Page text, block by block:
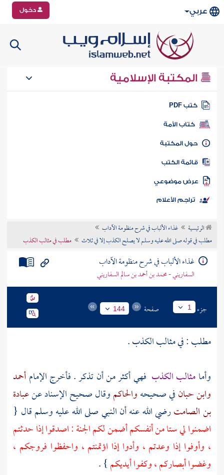
عربي دخول
المكتبة الإسلامية
كتب PDF
كتاب الأمة
المكتبة
الكتب
موضوعي
تراجم الأعلام
الرئيسية
غذاء الألباب في شرح منظومة الآداب
مطلب في قوله صلى الله عليه وسلم لا يصلح الكذب إلا في ثلاث
مطلب في مثالب الكذب
غذاء الألباب في شرح منظومة الآداب
السفاريني - محمد بن أحمد بن سالم السفاريني
جزء 1 صفحة 144
مطلب : في مثالب الكذب .
وأمامثالب الكذب فهي أكثر من أن تذكر . فأخرج الإمامأحمد
وابن حبانفي صحيحهوالحاكموقال صحيح الإسناد عنعبادة
بن الصامترضي الله عنه أن النبي صلى الله عليه وسلم قال {
اضمنوا لي ستا من أنفسكم أضمن لكم الجنة : اصدقوا إذا حدثتم
، وأوفوا إذا وعدتم ، وأدوا إذا اؤتمنتم ، واحفظوا فروجكم ،
وغضوا أبصاركم ، وكفوا أيديكم} .